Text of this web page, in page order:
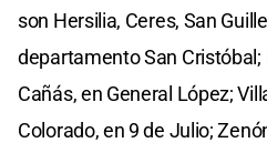
son Hersilia, Ceres, San
departamento San Cristóbal;
Cañás, en General López;
Colorado, en 9 de Julio;